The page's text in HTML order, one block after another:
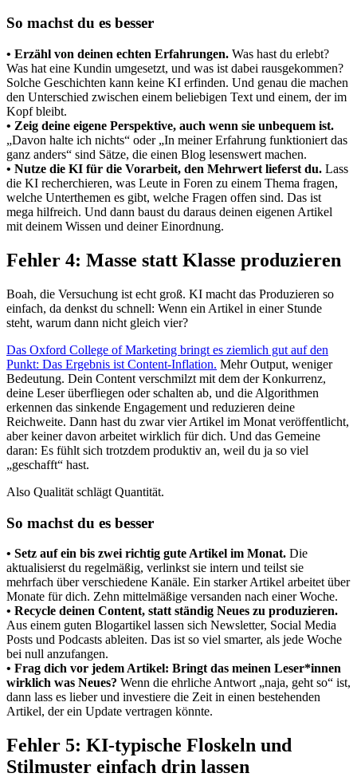
So machst du es besser
• Erzähl von deinen echten Erfahrungen. Was hast du erlebt?
Was hat eine Kundin umgesetzt, und was ist dabei rausgekommen?
Solche Geschichten kann keine KI erfinden. Und genau die machen
den Unterschied zwischen einem beliebigen Text und einem, der im
Kopf bleibt.
• Zeig deine eigene Perspektive, auch wenn sie unbequem ist.
„Davon halte ich nichts“ oder „In meiner Erfahrung funktioniert das
ganz anders“ sind Sätze, die einen Blog lesenswert machen.
• Nutze die KI für die Vorarbeit, den Mehrwert lieferst du. Lass
die KI recherchieren, was Leute in Foren zu einem Thema fragen,
welche Unterthemen es gibt, welche Fragen offen sind. Das ist
mega hilfreich. Und dann baust du daraus deinen eigenen Artikel
mit deinem Wissen und deiner Einordnung.
Fehler 4: Masse statt Klasse produzieren
Boah, die Versuchung ist echt groß. KI macht das Produzieren so
einfach, da denkst du schnell: Wenn ein Artikel in einer Stunde
steht, warum dann nicht gleich vier?
Das Oxford College of Marketing bringt es ziemlich gut auf den
Punkt: Das Ergebnis ist Content-Inflation. Mehr Output, weniger
Bedeutung. Dein Content verschmilzt mit dem der Konkurrenz,
deine Leser überfliegen oder schalten ab, und die Algorithmen
erkennen das sinkende Engagement und reduzieren deine
Reichweite. Dann hast du zwar vier Artikel im Monat veröffentlicht,
aber keiner davon arbeitet wirklich für dich. Und das Gemeine
daran: Es fühlt sich trotzdem produktiv an, weil du ja so viel
„geschafft“ hast.
Also Qualität schlägt Quantität.
So machst du es besser
• Setz auf ein bis zwei richtig gute Artikel im Monat. Die
aktualisierst du regelmäßig, verlinkst sie intern und teilst sie
mehrfach über verschiedene Kanäle. Ein starker Artikel arbeitet über
Monate für dich. Zehn mittelmäßige versanden nach einer Woche.
• Recycle deinen Content, statt ständig Neues zu produzieren.
Aus einem guten Blogartikel lassen sich Newsletter, Social Media
Posts und Podcasts ableiten. Das ist so viel smarter, als jede Woche
bei null anzufangen.
• Frag dich vor jedem Artikel: Bringt das meinen Leser*innen
wirklich was Neues? Wenn die ehrliche Antwort „naja, geht so“ ist,
dann lass es lieber und investiere die Zeit in einen bestehenden
Artikel, der ein Update vertragen könnte.
Fehler 5: KI-typische Floskeln und
Stilmuster einfach drin lassen